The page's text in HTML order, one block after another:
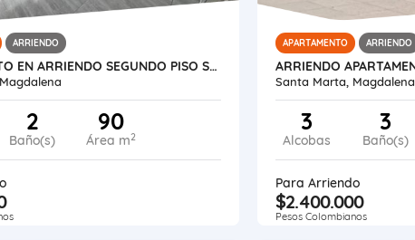
ARRIENDO
APARTAMENTO EN ARRIENDO SEGUNDO PISO SECTOR EL PARQUE
2
Baño(s)
90
Área m2
APARTAMENTO ARRIENDO
Santa Marta, Magdalena
3
Alcobas
3
Baño(s)
Para Arriendo
$2.400.000
Pesos Colombianos